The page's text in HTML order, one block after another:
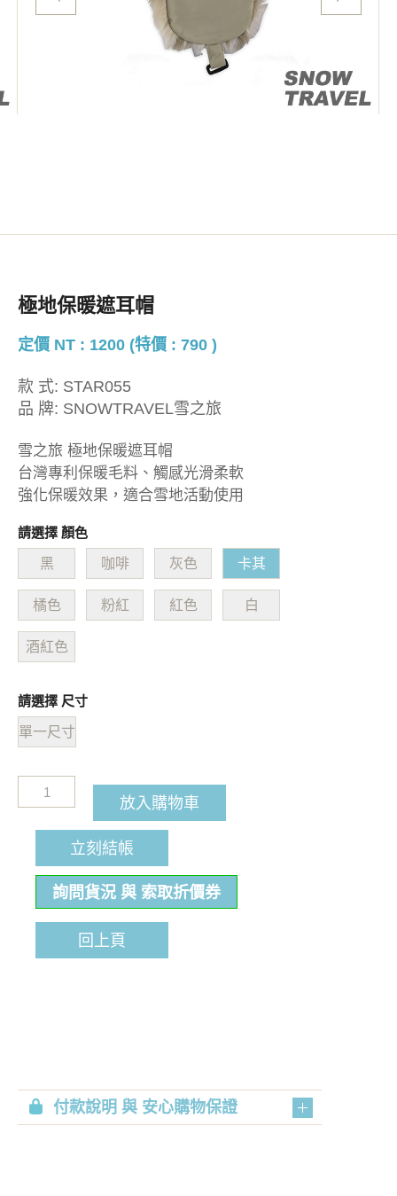
極地保暖遮耳帽
定價 NT : 1200 (特價 : 790 )
款 式: STAR055
品 牌: SNOWTRAVEL雪之旅
雪之旅 極地保暖遮耳帽
台灣專利保暖毛料、觸感光滑柔軟
強化保暖效果，適合雪地活動使用
請選擇 顏色
黑 咖啡 灰色 卡其
橘色 粉紅 紅色 白
酒紅色
請選擇 尺寸
單一尺寸
放入購物車
立刻結帳
詢問貨況 與 索取折價券
回上頁
付款說明 與 安心購物保證